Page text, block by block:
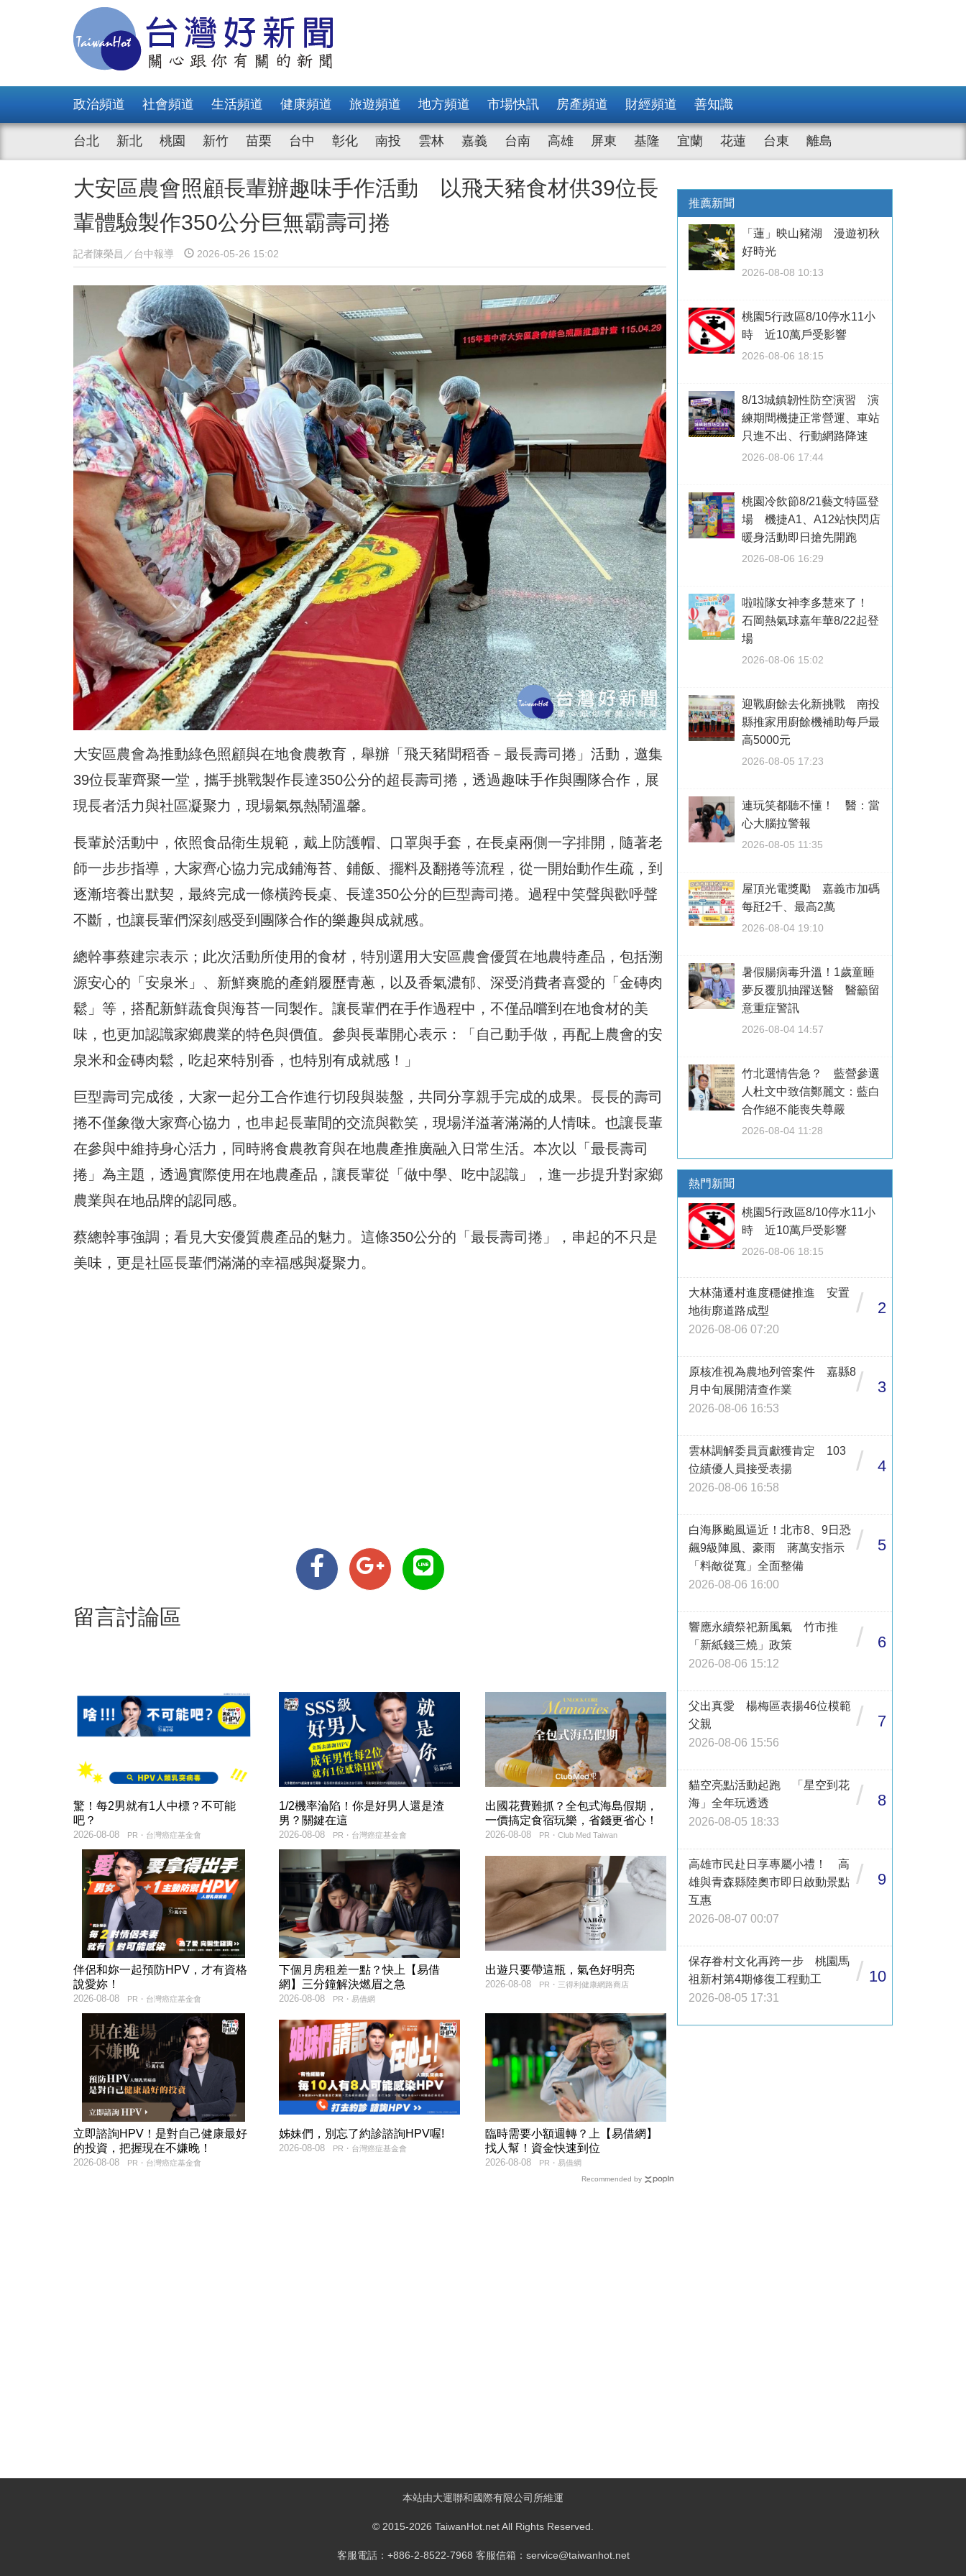
政治頻道 社會頻道 生活頻道 健康頻道 旅遊頻道 地方頻道 市場快訊 房產頻道 財經頻道 善知識
台北 新北 桃園 新竹 苗栗 台中 彰化 南投 雲林 嘉義 台南 高雄 屏東 基隆 宜蘭 花蓮 台東 離島
大安區農會照顧長輩辦趣味手作活動 以飛天豬食材供39位長
輩體驗製作350公分巨無霸壽司捲
記者陳榮昌／台中報導 2026-05-26 15:02
大安區農會為推動綠色照顧與在地食農教育，舉辦「飛天豬聞稻香－最長壽司捲」活動，邀集
39位長輩齊聚一堂，攜手挑戰製作長達350公分的超長壽司捲，透過趣味手作與團隊合作，展
現長者活力與社區凝聚力，現場氣氛熱鬧溫馨。
長輩於活動中，依照食品衛生規範，戴上防護帽、口罩與手套，在長桌兩側一字排開，隨著老
師一步步指導，大家齊心協力完成鋪海苔、鋪飯、擺料及翻捲等流程，從一開始動作生疏，到
逐漸培養出默契，最終完成一條橫跨長桌、長達350公分的巨型壽司捲。過程中笑聲與歡呼聲
不斷，也讓長輩們深刻感受到團隊合作的樂趣與成就感。
總幹事蔡建宗表示；此次活動所使用的食材，特別選用大安區農會優質在地農特產品，包括溯
源安心的「安泉米」、新鮮爽脆的產銷履歷青蔥，以及香氣濃郁、深受消費者喜愛的「金磚肉
鬆」等，搭配新鮮蔬食與海苔一同製作。讓長輩們在手作過程中，不僅品嚐到在地食材的美
味，也更加認識家鄉農業的特色與價值。參與長輩開心表示：「自己動手做，再配上農會的安
泉米和金磚肉鬆，吃起來特別香，也特別有成就感！」
巨型壽司完成後，大家一起分工合作進行切段與裝盤，共同分享親手完成的成果。長長的壽司
捲不僅象徵大家齊心協力，也串起長輩間的交流與歡笑，現場洋溢著滿滿的人情味。也讓長輩
在參與中維持身心活力，同時將食農教育與在地農產推廣融入日常生活。本次以「最長壽司
捲」為主題，透過實際使用在地農產品，讓長輩從「做中學、吃中認識」，進一步提升對家鄉
農業與在地品牌的認同感。
蔡總幹事強調；看見大安優質農產品的魅力。這條350公分的「最長壽司捲」，串起的不只是
美味，更是社區長輩們滿滿的幸福感與凝聚力。
留言討論區
驚！每2男就有1人中標？不可能
吧？
PR・台灣癌症基金會
2026-08-08
1/2機率淪陷！你是好男人還是渣
男？關鍵在這
PR・台灣癌症基金會
2026-08-08
出國花費難抓？全包式海島假期，
一價搞定食宿玩樂，省錢更省心！
PR・Club Med Taiwan
2026-08-08
伴侶和妳一起預防HPV，才有資格
說愛妳！
PR・台灣癌症基金會
2026-08-08
下個月房租差一點？快上【易借
網】三分鐘解決燃眉之急
PR・易借網
2026-08-08
出遊只要帶這瓶，氣色好明亮
PR・三得利健康網路商店
2026-08-08
立即諮詢HPV！是對自己健康最好
的投資，把握現在不嫌晚！
PR・台灣癌症基金會
2026-08-08
姊妹們，別忘了約診諮詢HPV喔!
PR・台灣癌症基金會
2026-08-08
臨時需要小額週轉？上【易借網】
找人幫！資金快速到位
PR・易借網
2026-08-08
Recommended by
推薦新聞
「蓮」映山豬湖 漫遊初秋
好時光
2026-08-08 10:13
桃園5行政區8/10停水11小
時 近10萬戶受影響
2026-08-06 18:15
8/13城鎮韌性防空演習 演
練期間機捷正常營運、車站
只進不出、行動網路降速
2026-08-06 17:44
桃園冷飲節8/21藝文特區登
場 機捷A1、A12站快閃店
暖身活動即日搶先開跑
2026-08-06 16:29
啦啦隊女神李多慧來了！
石岡熱氣球嘉年華8/22起登
場
2026-08-06 15:02
迎戰廚餘去化新挑戰 南投
縣推家用廚餘機補助每戶最
高5000元
2026-08-05 17:23
連玩笑都聽不懂！ 醫：當
心大腦拉警報
2026-08-05 11:35
屋頂光電獎勵 嘉義市加碼
每瓩2千、最高2萬
2026-08-04 19:10
暑假腸病毒升溫！1歲童睡
夢反覆肌抽躍送醫 醫籲留
意重症警訊
2026-08-04 14:57
竹北選情告急？ 藍營參選
人杜文中致信鄭麗文：藍白
合作絕不能喪失尊嚴
2026-08-04 11:28
熱門新聞
桃園5行政區8/10停水11小
時 近10萬戶受影響
2026-08-06 18:15
大林蒲遷村進度穩健推進 安置
地街廓道路成型
2026-08-06 07:20
/ 2
原核准視為農地列管案件 嘉縣8
月中旬展開清查作業
2026-08-06 16:53
/ 3
雲林調解委員貢獻獲肯定 103
位績優人員接受表揚
2026-08-06 16:58
/ 4
白海豚颱風逼近！北市8、9日恐
飆9級陣風、豪雨 蔣萬安指示
「料敵從寬」全面整備
2026-08-06 16:00
/ 5
響應永續祭祀新風氣 竹市推
「新紙錢三燒」政策
2026-08-06 15:12
/ 6
父出真愛 楊梅區表揚46位模範
父親
2026-08-06 15:56
/ 7
貓空亮點活動起跑 「星空到花
海」全年玩透透
2026-08-05 18:33
/ 8
高雄市民赴日享專屬小禮！ 高
雄與青森縣陸奧市即日啟動景點
互惠
2026-08-07 00:07
/ 9
保存眷村文化再跨一步 桃園馬
祖新村第4期修復工程動工
2026-08-05 17:31
/ 10
本站由大運聯和國際有限公司所維運
© 2015-2026 TaiwanHot.net All Rights Reserved.
客服電話：+886-2-8522-7968 客服信箱：service@taiwanhot.net